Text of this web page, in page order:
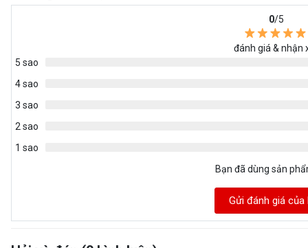
0/5
đánh giá & nhận
5 sao
4 sao
3 sao
2 sao
1 sao
Bạn đã dùng sản
Gửi đánh giá của